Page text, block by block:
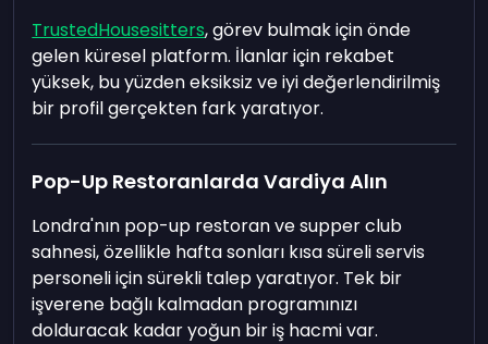
TrustedHousesitters, görev bulmak için önde
gelen küresel platform. İlanlar için rekabet
yüksek, bu yüzden eksiksiz ve iyi değerlendirilmiş
bir profil gerçekten fark yaratıyor.
Pop-Up Restoranlarda Vardiya Alın
Londra'nın pop-up restoran ve supper club
sahnesi, özellikle hafta sonları kısa süreli servis
personeli için sürekli talep yaratıyor. Tek bir
işverene bağlı kalmadan programınızı
dolduracak kadar yoğun bir iş hacmi var.